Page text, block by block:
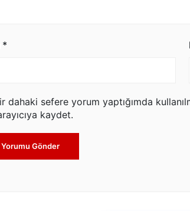
*
dahaki sefere yorum yaptığımda
kaydet.
Yorumu Gönder